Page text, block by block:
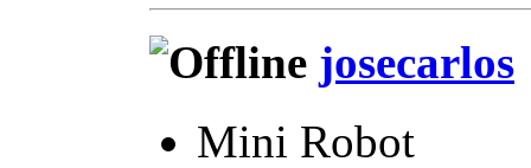
josecarlos
Mini Robot